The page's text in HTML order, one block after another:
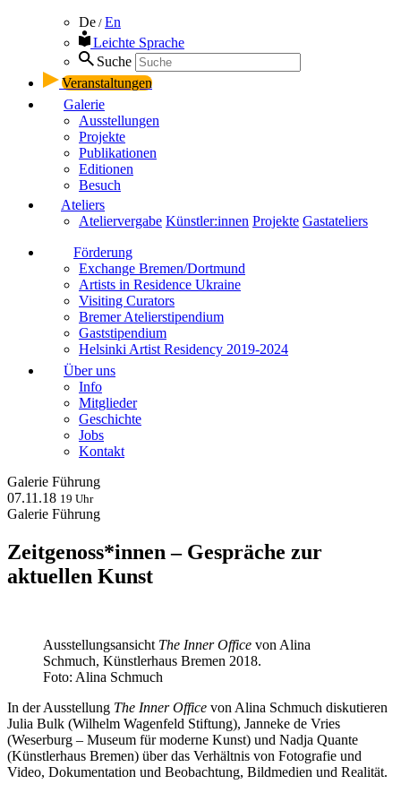
De / En
Leichte Sprache
Suche
Veranstaltungen
Galerie
Ausstellungen
Projekte
Publikationen
Editionen
Besuch
Ateliers
Ateliervergabe Künstler:innen Projekte Gastateliers
Förderung
Exchange Bremen/Dortmund
Artists in Residence Ukraine
Visiting Curators
Bremer Atelierstipendium
Gaststipendium
Helsinki Artist Residency 2019-2024
Über uns
Info
Mitglieder
Geschichte
Jobs
Kontakt
Galerie Führung
07.11.18 19 Uhr
Galerie Führung
Zeitgenoss*innen – Gespräche zur
aktuellen Kunst
Ausstellungsansicht The Inner Office von Alina
Schmuch, Künstlerhaus Bremen 2018.
Foto: Alina Schmuch
In der Ausstellung The Inner Office von Alina Schmuch diskutieren
Julia Bulk (Wilhelm Wagenfeld Stiftung), Janneke de Vries
(Weserburg – Museum für moderne Kunst) und Nadja Quante
(Künstlerhaus Bremen) über das Verhältnis von Fotografie und
Video, Dokumentation und Beobachtung, Bildmedien und Realität.